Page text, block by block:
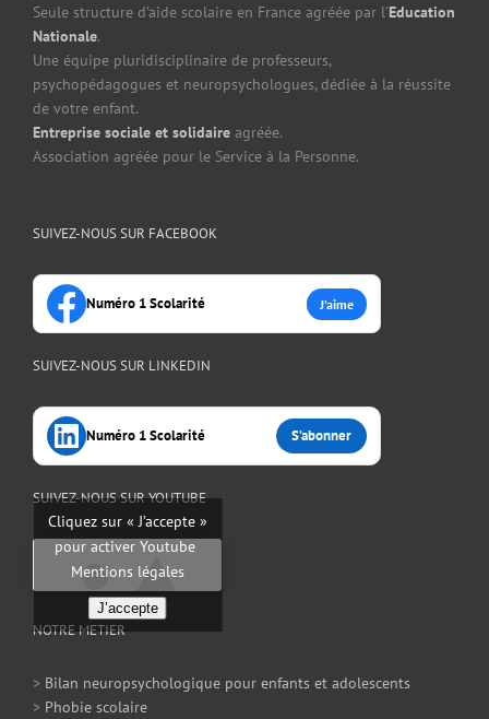
Seule structure d’aide scolaire en France agréée par l’Education
Nationale.
Une équipe pluridisciplinaire de professeurs,
psychopédagogues et neuropsychologues, dédiée à la réussite
de votre enfant.
Entreprise sociale et solidaire agréée.
Association agréée pour le Service à la Personne.
SUIVEZ-NOUS SUR FACEBOOK
Numéro 1 Scolarité J’aime
SUIVEZ-NOUS SUR LINKEDIN
Numéro 1 Scolarité S’abonner
SUIVEZ-NOUS SUR YOUTUBE
Cliquez sur « J’accepte »
pour activer Youtube
Mentions légales
J’accepte
NOTRE METIER
> Bilan neuropsychologique pour enfants et adolescents
> Phobie scolaire